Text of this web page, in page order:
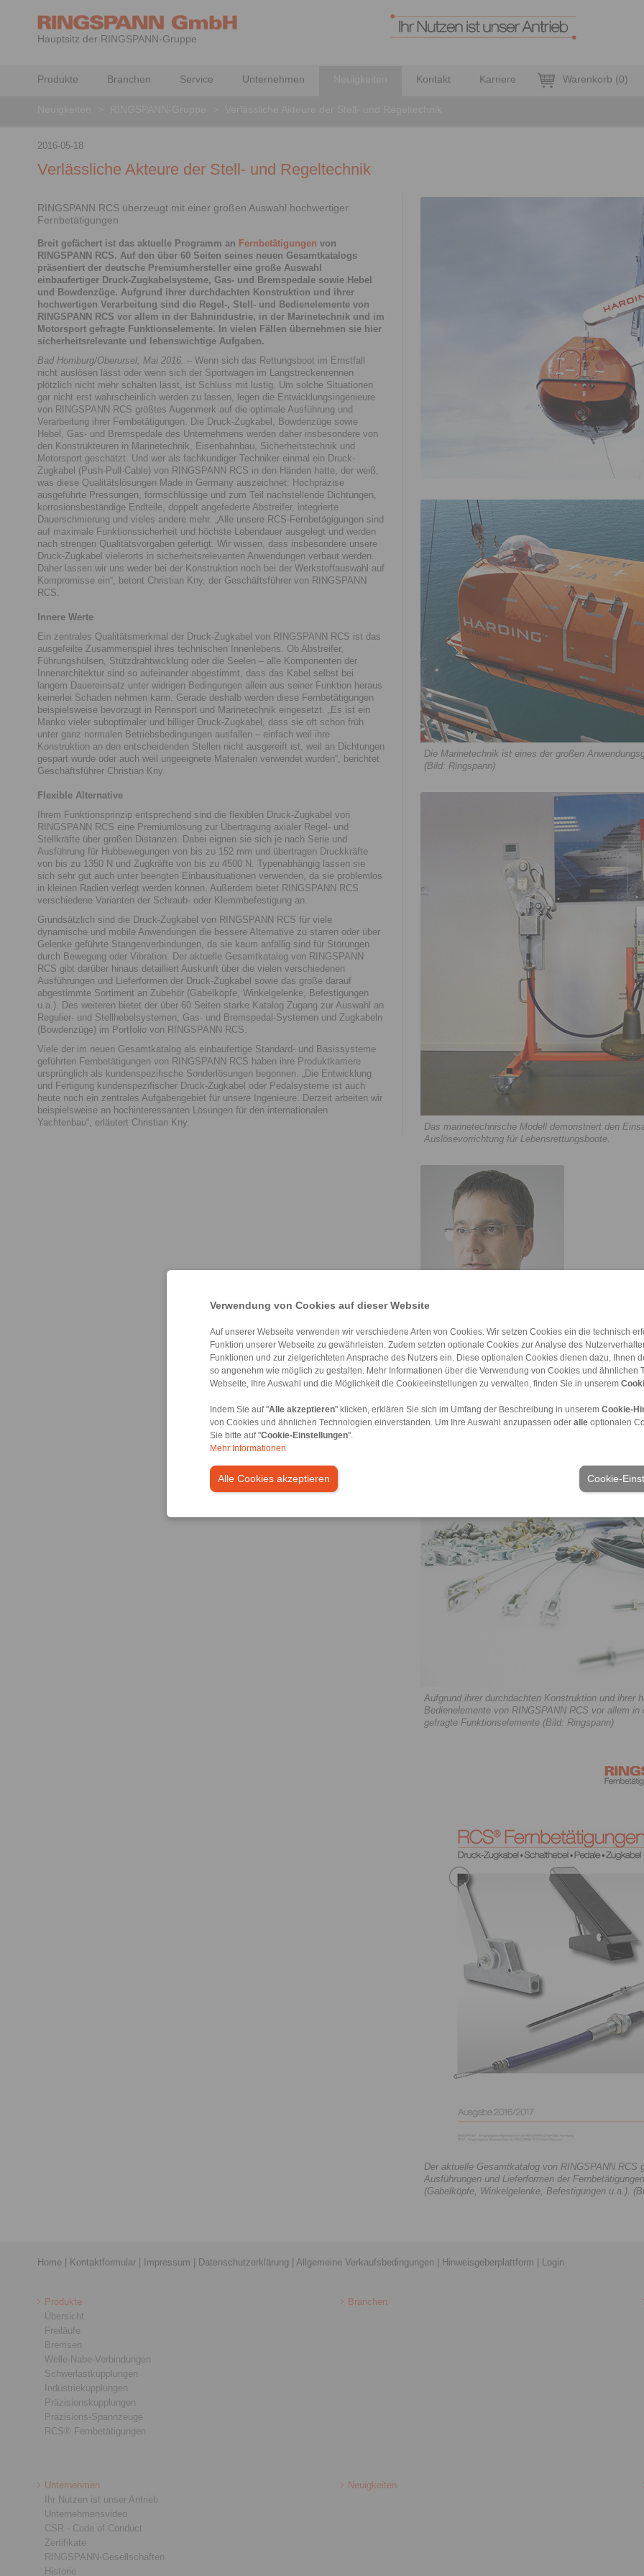
Verwendung von Cookies auf dieser Website
Auf unserer Webseite verwenden wir verschiedene Arten von Cookies. Wir setzen Cookies ein die technisch
Funktion unserer Webseite zu gewährleisten. Zudem setzten optionale Cookies zur Analyse des
Funktionen und zur zielgerichteten Ansprache des Nutzers ein. Diese optionalen Cookies dienen dazu, Ihnen
so angenehm wie möglich zu gestalten. Mehr Informationen über die Verwendung von Cookies und ähnlichen
Webseite, Ihre Auswahl und die Möglichkeit die Cookieeinstellungen zu verwalten, finden Sie in unserem
Indem Sie auf "Alle akzeptieren" klicken, erklären Sie sich im Umfang der Beschreibung in unserem Cookie-
von Cookies und ähnlichen Technologien einverstanden. Um Ihre Auswahl anzupassen oder alle optionalen
Sie bitte auf "Cookie-Einstellungen".
Mehr Informationen
Alle Cookies akzeptieren Cookie-
Hauptsitz der RINGSPANN-Gruppe
Produkte Branchen Service Unternehmen Kontakt Karriere Warenkorb (0)
2016-05-18
Verlässliche Akteure der Stell- und Regeltechnik
RINGSPANN RCS überzeugt mit einer großen Auswahl hochwertiger
Fernbetätigungen
Breit gefächert ist das aktuelle Programm an Fernbetätigungen von
RINGSPANN RCS. Auf den über 60 Seiten seines neuen Gesamtkatalogs
präsentiert der deutsche Premiumhersteller eine große Auswahl
einbaufertiger Druck-Zugkabelsysteme, Gas- und Bremspedale sowie Hebel
und Bowdenzüge. Aufgrund ihrer durchdachten Konstruktion und ihrer
hochwertigen Verarbeitung sind die Regel-, Stell- und Bedienelemente von
RINGSPANN RCS vor allem in der Bahnindustrie, in der Marinetechnik und im
Motorsport gefragte Funktionselemente. In vielen Fällen übernehmen sie hier
sicherheitsrelevante und lebenswichtige Aufgaben.
Bad Homburg/Oberursel, Mai 2016. – Wenn sich das Rettungsboot im Ernstfall
nicht auslösen lässt oder wenn sich der Sportwagen im Langstreckenrennen
plötzlich nicht mehr schalten lässt, ist Schluss mit lustig. Um solche Situationen
gar nicht erst wahrscheinlich werden zu lassen, legen die Entwicklungsingenieure
von RINGSPANN RCS größtes Augenmerk auf die optimale Ausführung und
Verarbeitung ihrer Fernbetätigungen. Die Druck-Zugkabel, Bowdenzüge sowie
Hebel, Gas- und Bremspedale des Unternehmens werden daher insbesondere von
den Konstrukteuren in Marinetechnik, Eisenbahnbau, Sicherheitstechnik und
Motorsport geschätzt. Und wer als fachkundiger Techniker einmal ein Druck-
Zugkabel (Push-Pull-Cable) von RINGSPANN RCS in den Händen hatte, der weiß,
was diese Qualitätslösungen Made in Germany auszeichnet: Hochpräzise
ausgeführte Pressungen, formschlüssige und zum Teil nachstellende Dichtungen,
korrosionsbeständige Endteile, doppelt angefederte Abstreifer, integrierte
Dauerschmierung und vieles andere mehr. „Alle unsere RCS-Fernbetägigungen sind
auf maximale Funktionssicherheit und höchste Lebendauer ausgelegt und werden
nach strengen Qualitätsvorgaben gefertigt. Wir wissen, dass insbesondere unsere
Druck-Zugkabel vielerorts in sicherheitsrelevanten Anwendungen verbaut werden.
Daher lassen wir uns weder bei der Konstruktion noch bei der Werkstoffauswahl auf
Kompromisse ein“, betont Christian Kny, der Geschäftsführer von RINGSPANN
RCS.
Innere Werte
Ein zentrales Qualitätsmerkmal der Druck-Zugkabel von RINGSPANN RCS ist das
ausgefeilte Zusammenspiel ihres technischen Innenlebens. Ob Abstreifer,
Führungshülsen, Stützdrahtwicklung oder die Seelen – alle Komponenten der
Innenarchitektur sind so aufeinander abgestimmt, dass das Kabel selbst bei
langem Dauereinsatz unter widrigen Bedingungen allein aus seiner Funktion heraus
keinerlei Schaden nehmen kann. Gerade deshalb werden diese Fernbetätigungen
beispielsweise bevorzugt in Rennsport und Marinetechnik eingesetzt. „Es ist ein
Manko vieler suboptimaler und billiger Druck-Zugkabel, dass sie oft schon früh
unter ganz normalen Betriebsbedingungen ausfallen – einfach weil ihre
Konstruktion an den entscheidenden Stellen nicht ausgereift ist, weil an Dichtungen
gespart wurde oder auch weil ungeeignete Materialen verwendet wurden“, berichtet
Geschäftsführer Christian Kny.
Flexible Alternative
Ihrem Funktionsprinzip entsprechend sind die flexiblen Druck-Zugkabel von
RINGSPANN RCS eine Premiumlösung zur Übertragung axialer Regel- und
Stellkräfte über großen Distanzen. Dabei eignen sie sich je nach Serie und
Ausführung für Hubbewegungen von bis zu 152 mm und übertragen Druckkräfte
von bis zu 1350 N und Zugkräfte von bis zu 4500 N. Typenabhängig lassen sie
sich sehr gut auch unter beengten Einbausituationen verwenden, da sie problemlos
in kleinen Radien verlegt werden können. Außerdem bietet RINGSPANN RCS
verschiedene Varianten der Schraub- oder Klemmbefestigung an.
Grundsätzlich sind die Druck-Zugkabel von RINGSPANN RCS für viele
dynamische und mobile Anwendungen die bessere Alternative zu starren oder über
Gelenke geführte Stangenverbindungen, da sie kaum anfällig sind für Störungen
durch Bewegung oder Vibration. Der aktuelle Gesamtkatalog von RINGSPANN
RCS gibt darüber hinaus detailliert Auskunft über die vielen verschiedenen
Ausführungen und Lieferformen der Druck-Zugkabel sowie das große darauf
abgestimmte Sortiment an Zubehör (Gabelköpfe, Winkelgelenke, Befestigungen
u.a.). Des weiteren bietet der über 60 Seiten starke Katalog Zugang zur Auswahl an
Regulier- und Stellhebelsystemen, Gas- und Bremspedal-Systemen und Zugkabeln
(Bowdenzüge) im Portfolio von RINGSPANN RCS.
Viele der im neuen Gesamtkatalog als einbaufertige Standard- und Basissysteme
geführten Fernbetätigungen von RINGSPANN RCS haben ihre Produktkarriere
ursprünglich als kundenspezifische Sonderlösungen begonnen. „Die Entwicklung
und Fertigung kundenspezifischer Druck-Zugkabel oder Pedalsysteme ist auch
heute noch ein zentrales Aufgabengebiet für unsere Ingenieure. Derzeit arbeiten wir
beispielsweise an hochinteressanten Lösungen für den internationalen
Yachtenbau“, erläutert Christian Kny.
Die Marinetechnik ist eines der großen
(Bild: Ringspann)
Das marinetechnische Modell demonstriert den
Auslösevorrichtung für Lebensrettungsboote.
Christian Kny, Geschäftsführer von RINGSPANN
vielerorts in sicherheitsrelevanten Anwendungen
noch bei der Werkstoffauswahl auf Kompromisse
Aufgrund ihrer durchdachten Konstruktion und ihrer
Bedienelemente von RINGSPANN RCS vor allem
gefragte Funktionselemente (Bild: Ringspann)
Der aktuelle Gesamtkatalog von RINGSPANN
Ausführungen und Lieferformen der
(Gabelköpfe, Winkelgelenke, Befestigungen u.a.).
Home Kontaktformular Impressum Datenschutzerklärung Allgemeine Verkaufsbedingungen Hinweisgeberplattform Login
Produkte
Übersicht
Freiläufe
Bremsen
Welle-Nabe-Verbindungen
Schwerlastkupplungen
Industriekupplungen
Präzisionskupplungen
Präzisions-Spannzeuge
RCS® Fernbetätigungen
Branchen
Unternehmen
Ihr Nutzen ist unser Antrieb
Unternehmensvideo
CSR - Code of Conduct
Zertifikate
RINGSPANN-Gesellschaften
Historie
Neuigkeiten